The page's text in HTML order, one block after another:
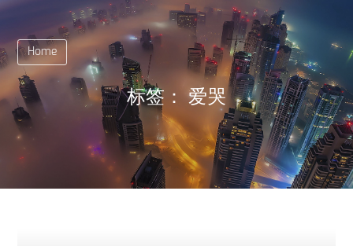
Home
标签：爱哭